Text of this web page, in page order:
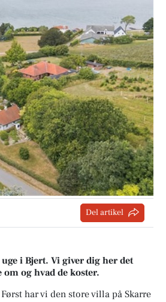
Del artikel
i Bjert. Vi giver dig her det
og hvad de koster.
har vi den store villa på Skarre